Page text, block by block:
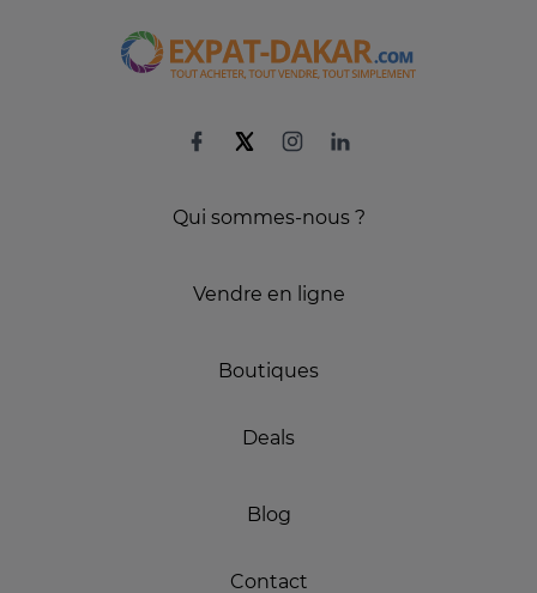
Qui sommes-nous ?
Vendre en ligne
Boutiques
Deals
Blog
Contact